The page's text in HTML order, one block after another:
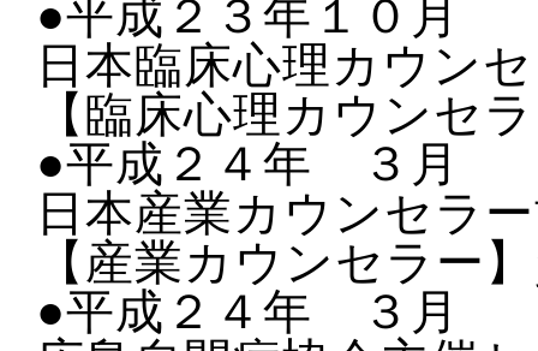
●平成２３年１０月
日本臨床心理カウン
【臨床心理カウンセ
●平成２４年 ３月
日本産業カウンセラ
【産業カウンセラー
●平成２４年 ３月